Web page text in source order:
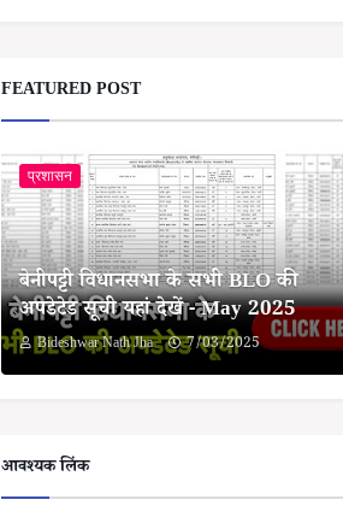
FEATURED POST
प्रशासन
बेनीपट्टी विधानसभा के सभी BLO की
अपडेटेड सूची यहां देखें - May 2025
Bideshwar Nath Jha 7/03/2025
आवश्यक लिंक